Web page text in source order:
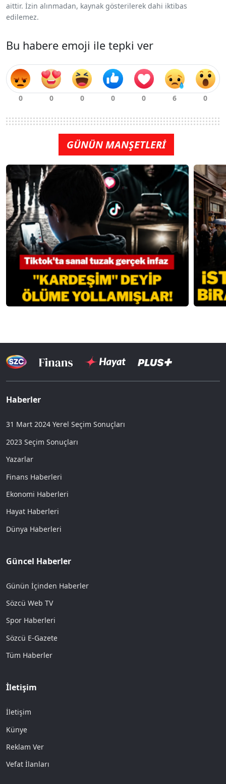
aittir. İzin alınmadan, kaynak gösterilerek dahi iktibas
edilemez.
Bu habere emoji ile tepki ver
GÜNÜN MANŞETLERİ
Haberler
31 Mart 2024 Yerel Seçim Sonuçları
2023 Seçim Sonuçları
Yazarlar
Finans Haberleri
Ekonomi Haberleri
Hayat Haberleri
Dünya Haberleri
Güncel Haberler
Günün İçinden Haberler
Sözcü Web TV
Spor Haberleri
Sözcü E-Gazete
Tüm Haberler
İletişim
İletişim
Künye
Reklam Ver
Vefat İlanları